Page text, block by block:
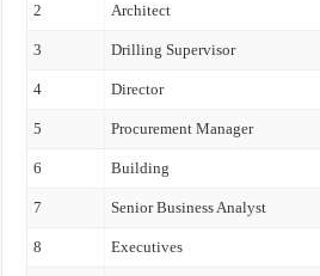
2 Architect
3 Drilling Supervisor
4 Director
5 Procurement Manager
6 Building
7 Senior Business Analyst
8 Executives